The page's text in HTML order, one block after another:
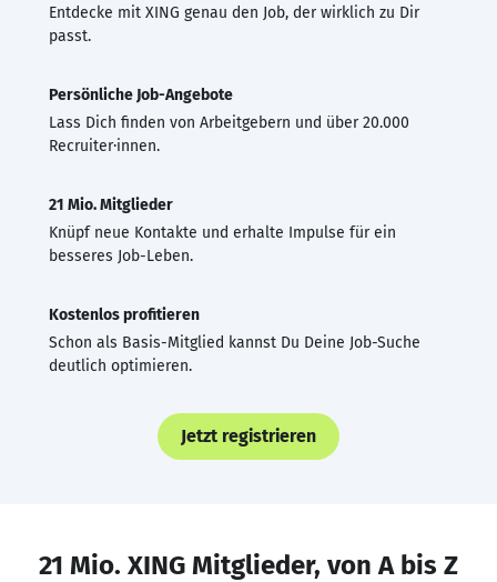
Entdecke mit XING genau den Job, der wirklich zu Dir
passt.
Persönliche Job-Angebote
Lass Dich finden von Arbeitgebern und über 20.000
Recruiter·innen.
21 Mio. Mitglieder
Knüpf neue Kontakte und erhalte Impulse für ein
besseres Job-Leben.
Kostenlos profitieren
Schon als Basis-Mitglied kannst Du Deine Job-Suche
deutlich optimieren.
Jetzt registrieren
21 Mio. XING Mitglieder, von A bis Z